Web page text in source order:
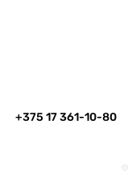
+375 17 361-10-80